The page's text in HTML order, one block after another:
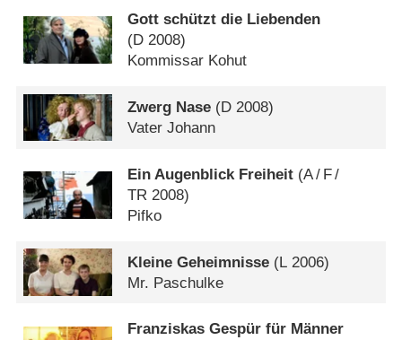
Gott schützt die Liebenden
(D 2008)
Kommissar Kohut
Zwerg Nase (D 2008)
Vater Johann
Ein Augenblick Freiheit (A/ F/
TR 2008)
Pifko
Kleine Geheimnisse (L 2006)
Mr. Paschulke
Franziskas Gespür für Männer